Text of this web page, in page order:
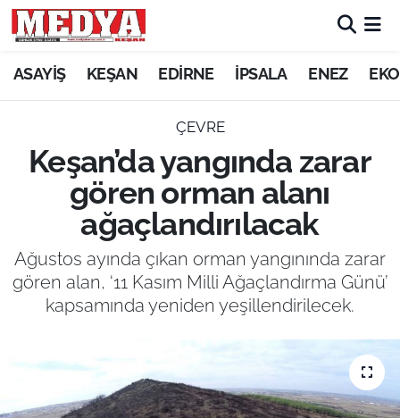
ASAYİŞ KEŞAN EDİRNE İPSALA ENEZ
ÇEVRE
Keşan’da yangında zarar
gören orman alanı
ağaçlandırılacak
Ağustos ayında çıkan orman yangınında zarar
gören alan, ‘11 Kasım Milli Ağaçlandırma Günü’
kapsamında yeniden yeşillendirilecek.
KEŞAN
ASAYİŞ
SİYASET
GÜNDEM
EKONOMİ